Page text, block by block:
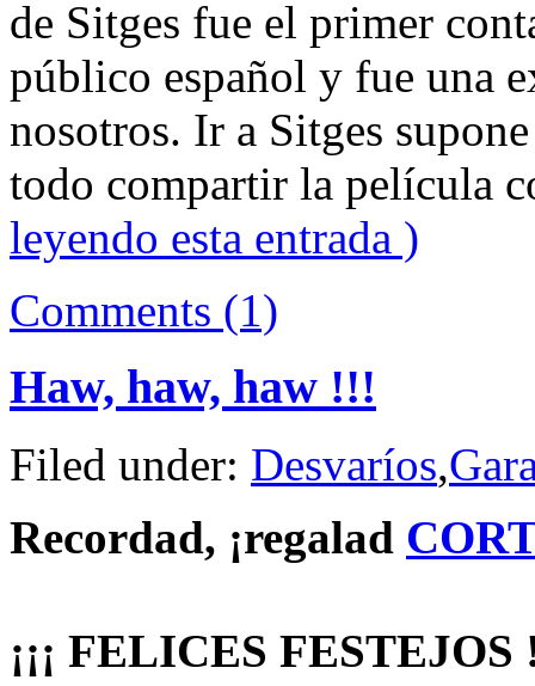
de Sitges fue el primer
público español y fue una
nosotros. Ir a Sitges
todo compartir la película
leyendo esta entrada )
Comments (1)
Haw, haw, haw !!!
Filed under: Desvaríos,
Recordad, ¡regalad
¡¡¡ FELICES FESTEJOS